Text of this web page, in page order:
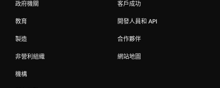
政府機關
教育
製造
非營利組織
機構
客戶成功
開發人員和 API
合作夥伴
網站地圖